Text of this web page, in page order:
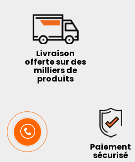
Livraison
offerte sur des
milliers de
produits
Paiement
sécurisé